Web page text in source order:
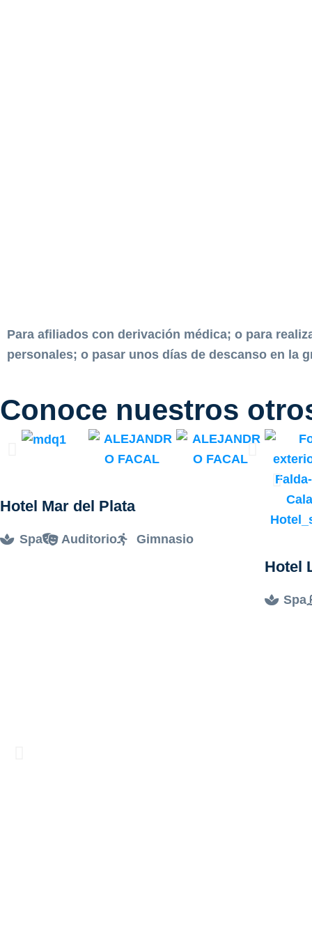
Para afiliados con derivación médica; o para
personales; o pasar unos días de descanso en la
Conoce nuestros
Hotel Mar del Plata
Spa Auditorio Gimnasio
Hotel
Spa